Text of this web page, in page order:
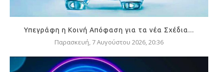
Υπεγράφη η Κοινή Απόφαση για τα νέα Σχέδια...
Παρασκευή, 7 Αυγούστου 2026, 20:36